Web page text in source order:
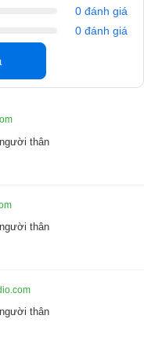
0 đánh giá
0 đánh giá
thân
thân
thân